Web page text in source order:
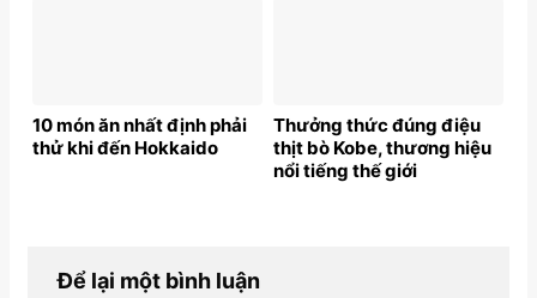
10 món ăn nhất định phải
thử khi đến Hokkaido
Thưởng thức đúng điệu
thịt bò Kobe, thương hiệu
nổi tiếng thế giới
Để lại một bình luận